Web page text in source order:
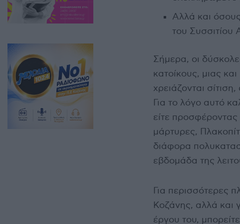
Αλλά και
του
Σήμερα, οι
κατοίκους, μιας
χρειάζονται
Για το λόγο αυτό
είτε
μάρτυρες,
διάφορα
εβδομάδα της
Για περισσότερες
Κοζάνης, αλλά και
έργου του,